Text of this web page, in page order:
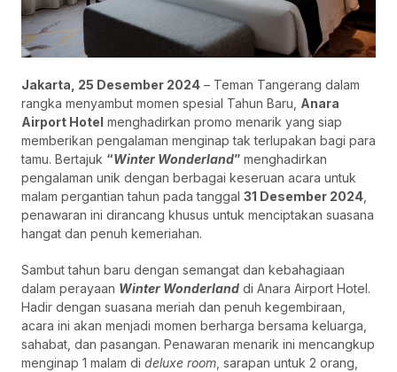
Jakarta, 25 Desember 2024 – Teman Tangerang dalam
rangka menyambut momen spesial Tahun Baru, Anara
Airport Hotel menghadirkan promo menarik yang siap
memberikan pengalaman menginap tak terlupakan bagi para
tamu. Bertajuk “Winter Wonderland” menghadirkan
pengalaman unik dengan berbagai keseruan acara untuk
malam pergantian tahun pada tanggal 31 Desember 2024
penawaran ini dirancang khusus untuk menciptakan suasana
hangat dan penuh kemeriahan.
Sambut tahun baru dengan semangat dan kebahagiaan
dalam perayaan Winter Wonderland di Anara Airport Hotel.
Hadir dengan suasana meriah dan penuh kegembiraan,
acara ini akan menjadi momen berharga bersama keluarga,
sahabat, dan pasangan. Penawaran menarik ini mencangkup
menginap 1 malam di deluxe room , sarapan untuk 2 orang,